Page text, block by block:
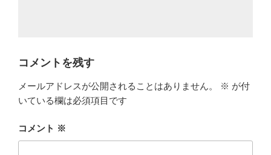
コメントを残す
メールアドレスが公開されることはありません。 ※ が付
いている欄は必須項目です
コメント ※